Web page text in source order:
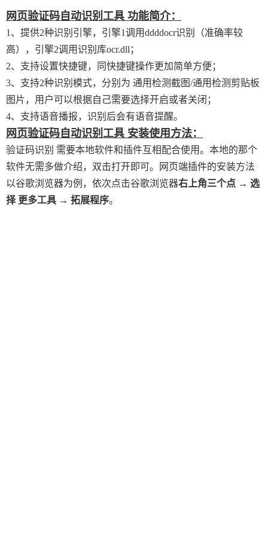
网页验证码自动识别工具 功能简介：
1、提供2种识别引擎，引擎1调用ddddocr识别（准确率较
高），引擎2调用识别库ocr.dll；
2、支持设置快捷键，同快捷键操作更加简单方便；
3、支持2种识别模式，分别为 通用检测截图/通用检测剪贴板
图片，用户可以根据自己需要选择开启或者关闭；
4、支持语音播报，识别后会有语音提醒。
网页验证码自动识别工具 安装使用方法：
验证码识别 需要本地软件和插件互相配合使用。本地的那个
软件无需多做介绍，双击打开即可。网页端插件的安装方法
以谷歌浏览器为例，依次点击谷歌浏览器右上角三个点 → 选
择 更多工具 → 拓展程序。